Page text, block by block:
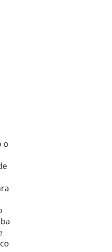
o